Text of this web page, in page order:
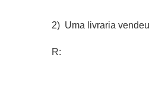
2) Uma livraria
R: